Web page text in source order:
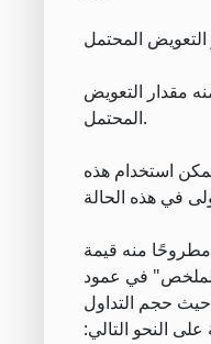
مقدار التعويض
المحتمل.
استخدام هذه
منه قيمة
في عمود
إذا كانت القيم هي: $ 5.50 - .02 لكل 100 سهم ، فإن حد السعر لترتيب أول 100 سهم (حيث حجم التداول
السعر في هذه الحالة على النحو التالي: